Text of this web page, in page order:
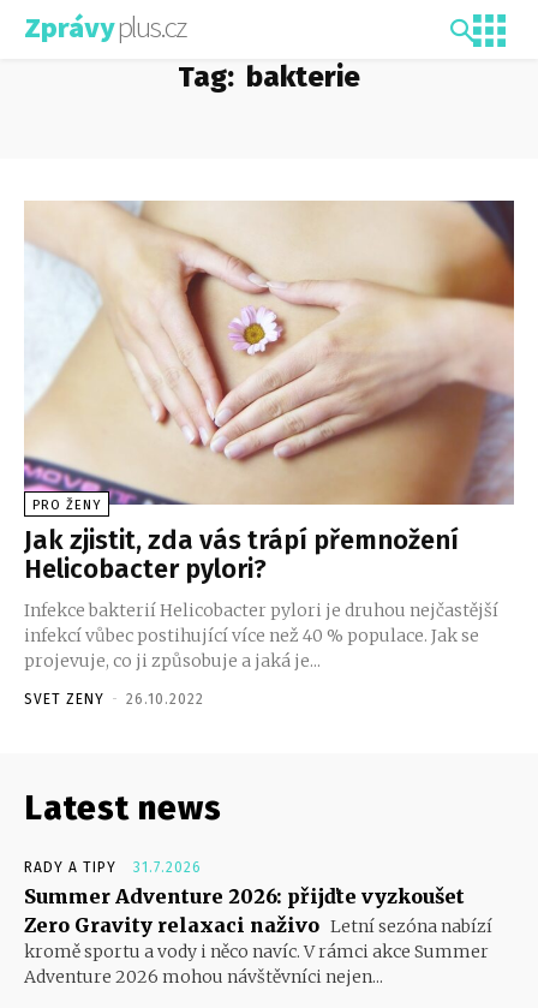
Zprávyplus.cz
Tag: bakterie
PRO ŽENY
Jak zjistit, zda vás trápí přemnožení
Helicobacter pylori?
Infekce bakterií Helicobacter pylori je druhou nejčastější
infekcí vůbec postihující více než 40 % populace. Jak se
projevuje, co ji způsobuje a jaká je...
SVET ZENY - 26.10.2022
Latest news
RADY A TIPY 31.7.2026
Summer Adventure 2026: přijďte vyzkoušet
Zero Gravity relaxaci naživo Letní sezóna nabízí
kromě sportu a vody i něco navíc. V rámci akce Summer
Adventure 2026 mohou návštěvníci nejen...